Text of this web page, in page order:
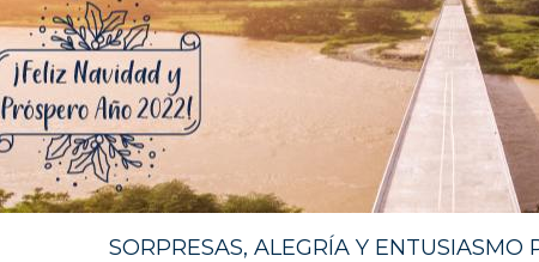
SORPRESAS, ALEGRÍA Y ENTUSIASMO